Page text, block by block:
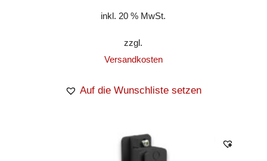
inkl. 20 % MwSt.
zzgl.
Versandkosten
Auf die Wunschliste setzen